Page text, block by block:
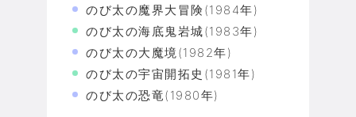
のび太の魔界大冒険(1984年)
のび太の海底鬼岩城(1983年)
のび太の大魔境(1982年)
のび太の宇宙開拓史(1981年)
のび太の恐竜(1980年)